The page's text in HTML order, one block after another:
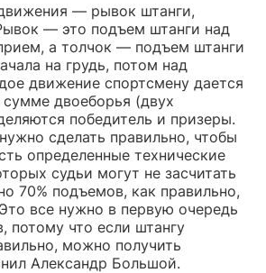
— рывок штанги,
— это подъем штанги над
а толчок — подъем штанги
на грудь, потом над
движение спортсмену дается
двоеборья (двух
победитель и призеры.
сделать правильно, чтобы
определенные технические
судьи могут не засчитать
70% подъемов, как правильно,
все нужно в первую очередь
потому что если штангу
можно получить
Александр Большой.